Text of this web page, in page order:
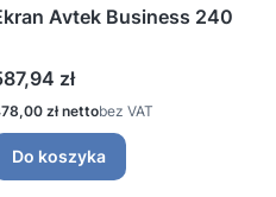
Avtek Business 240
zł
zł bez VAT
Do koszyka